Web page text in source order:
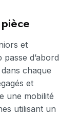
et
d’abord
chaque
et
une mobilité
utilisant un